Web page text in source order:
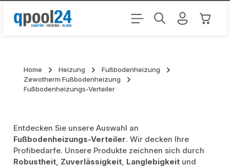
Zum Hauptinhalt springen
Home Heizung
Fußbodenheizung
Zewotherm Fußbodenheizung
Fußbodenheizungs-Verteiler
Entdecken Sie unsere Auswahl an
Fußbodenheizungs-Verteiler. Wir decken Ihre
Profibedarfe. Unsere Produkte zeichnen sich durch
Robustheit, Zuverlässigkeit, Langlebigkeit und